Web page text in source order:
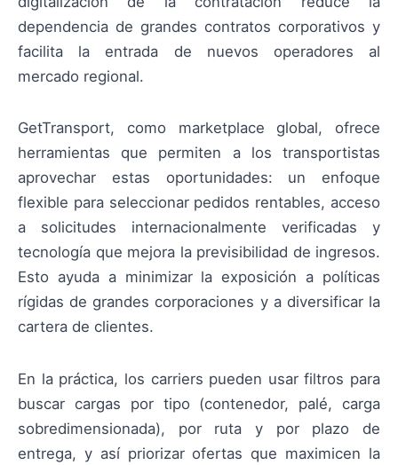
dependencia de grandes contratos corporativos y
facilita la entrada de nuevos operadores al
mercado regional.
GetTransport, como marketplace global, ofrece
herramientas que permiten a los transportistas
aprovechar estas oportunidades: un enfoque
flexible para seleccionar pedidos rentables, acceso
a solicitudes internacionalmente verificadas y
tecnología que mejora la previsibilidad de ingresos.
Esto ayuda a minimizar la exposición a políticas
rígidas de grandes corporaciones y a diversificar la
cartera de clientes.
En la práctica, los carriers pueden usar filtros para
buscar cargas por tipo (contenedor, palé, carga
sobredimensionada), por ruta y por plazo de
entrega, y así priorizar ofertas que maximicen la